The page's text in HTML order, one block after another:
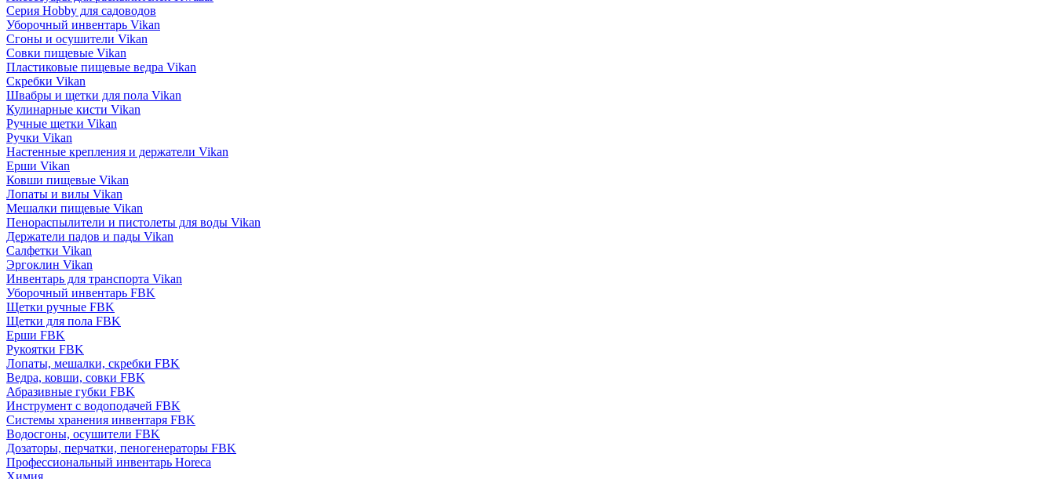
Серия Hobby для садоводов
Уборочный инвентарь Vikan
Сгоны и осушители Vikan
Совки пищевые Vikan
Пластиковые пищевые ведра Vikan
Скребки Vikan
Швабры и щетки для пола Vikan
Кулинарные кисти Vikan
Ручные щетки Vikan
Ручки Vikan
Настенные крепления и держатели Vikan
Ерши Vikan
Ковши пищевые Vikan
Лопаты и вилы Vikan
Мешалки пищевые Vikan
Пенораспылители и пистолеты для воды Vikan
Держатели падов и пады Vikan
Салфетки Vikan
Эргоклин Vikan
Инвентарь для транспорта Vikan
Уборочный инвентарь FBK
Щетки ручные FBK
Щетки для пола FBK
Ерши FBK
Рукоятки FBK
Лопаты, мешалки, скребки FBK
Ведра, ковши, совки FBK
Абразивные губки FBK
Инструмент с водоподачей FBK
Системы хранения инвентаря FBK
Водосгоны, осушители FBK
Дозаторы, перчатки, пеногенераторы FBK
Профессиональный инвентарь Horeca
Химия